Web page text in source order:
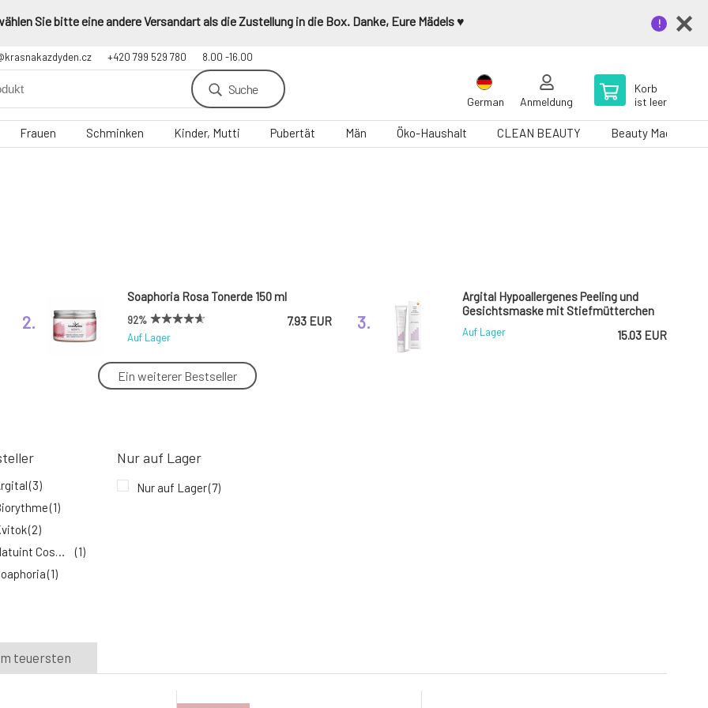
Sie bitte eine andere Versandart als die Zustellung in die Box. Danke, Eure Mädels ♥️
+420 799 529 780 8.00 -16.00
Suche
German Anmeldung
Korb
ist leer
Frauen Schminken Kinder, Mutti Pubertät Män Öko-Haushalt CLEAN BEAUTY Beauty Magazin
2.
Soaphoria Rosa Tonerde 150 ml
92%
Auf Lager
7.93 EUR 3.
Argital Hypoallergenes Peeling und
Gesichtsmaske mit Stiefmütterchen
75 ml
Auf Lager 15.03 EUR
Ein weiterer Bestseller
(3)
(1)
(2)
Natuint Cosmetics
(1)
(1)
Nur auf Lager
Nur auf Lager(7)
teuersten